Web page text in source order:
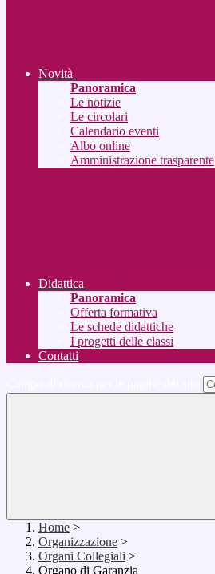
Novità
Panoramica
Le notizie
Le circolari
Calendario eventi
Albo online
Amministrazione trasparente
Didattica
Panoramica
Offerta formativa
Le schede didattiche
I progetti delle classi
Contatti
Home >
Organizzazione >
Organi Collegiali >
Organo di Garanzia